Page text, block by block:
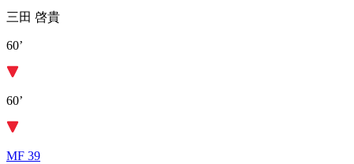
三田 啓貴
60’
60’
MF 39